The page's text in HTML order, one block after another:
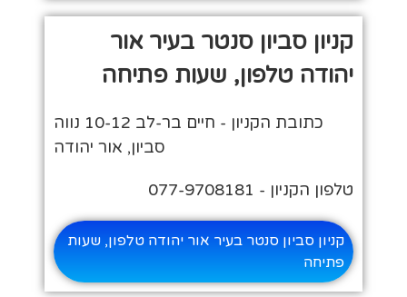
קניון סביון סנטר בעיר אור
יהודה טלפון, שעות פתיחה
כתובת הקניון - חיים בר-לב 10-12 נווה
סביון, אור יהודה
טלפון הקניון - 077-9708181
קניון סביון סנטר בעיר אור יהודה טלפון, שעות
פתיחה